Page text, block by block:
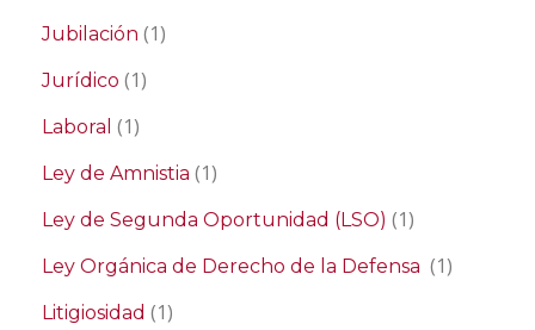
Jubilación (1)
Jurídico (1)
Laboral (1)
Ley de Amnistia (1)
Ley de Segunda Oportunidad (LSO) (1)
Ley Orgánica de Derecho de la Defensa (1)
Litigiosidad (1)